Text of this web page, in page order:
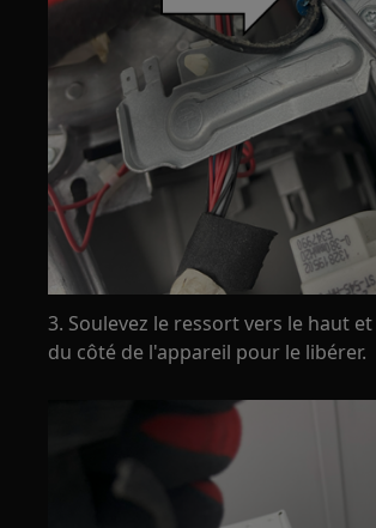
3. Soulevez le ressort vers le haut
du côté de l'appareil pour le libérer.